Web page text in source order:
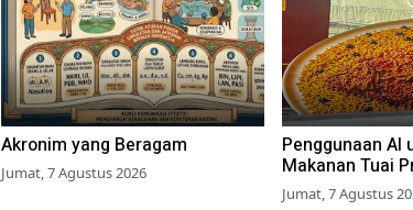
Akronim yang Beragam
Jumat, 7 Agustus 2026
Penggunaan AI
Makanan Tuai
Netizen:
Jumat, 7 Agustus